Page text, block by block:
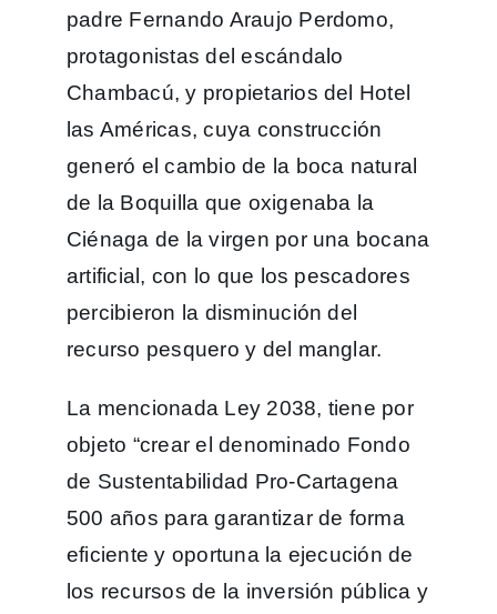
padre Fernando Araujo Perdomo,
protagonistas del escándalo
Chambacú, y propietarios del Hotel
las Américas, cuya construcción
generó el cambio de la boca natural
de la Boquilla que oxigenaba la
Ciénaga de la virgen por una bocana
artificial, con lo que los pescadores
percibieron la disminución del
recurso pesquero y del manglar.
La mencionada Ley 2038, tiene por
objeto “crear el denominado Fondo
de Sustentabilidad Pro-Cartagena
500 años para garantizar de forma
eficiente y oportuna la ejecución de
los recursos de la inversión pública y